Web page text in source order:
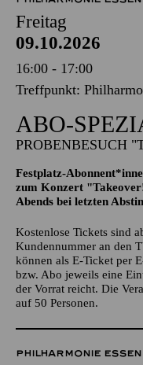
16:00 - 17:00
Treffpunkt:
ABO-
PROBENBESUCH
Festplatz-
zum Konzert
Kostenlose Tickets sind
Kundennummer an den
bzw. Abo jeweils eine
der Vorrat reicht. Die
auf 50 Personen.
PHILHARMONIE ESSEN
Freitag
09.10.2026